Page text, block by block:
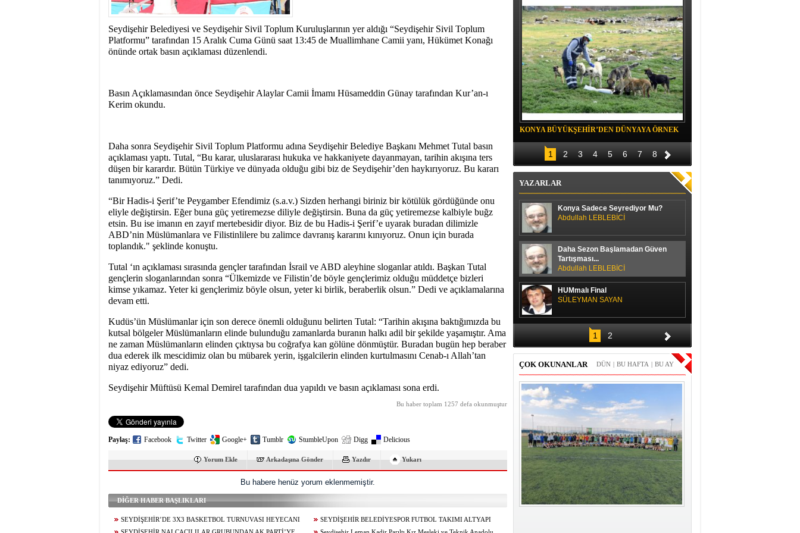
10:14- SEYDİŞEHİR BELEDİYESİ BABA-ÇOCUK KAMPI SONA ERDİ
Seydişehir Belediyesi ve Seydişehir Sivil Toplum Kuruluşlarının yer aldığı “Seydişehir Sivil Toplum
Platformu” tarafından 15 Aralık Cuma Günü saat 13:45 de Muallimhane Camii yanı, Hükümet Konağı
önünde ortak basın açıklaması düzenlendi.
Basın Açıklamasından önce Seydişehir Alaylar Camii İmamı Hüsameddin Günay tarafından Kur’an-ı
Kerim okundu.
Daha sonra Seydişehir Sivil Toplum Platformu adına Seydişehir Belediye Başkanı Mehmet Tutal basın
açıklaması yaptı. Tutal, “Bu karar, uluslararası hukuka ve hakkaniyete dayanmayan, tarihin akışına ters
düşen bir karardır. Bütün Türkiye ve dünyada olduğu gibi biz de Seydişehir’den haykırıyoruz. Bu kararı
tanımıyoruz.” Dedi.
“Bir Hadis-i Şerif’te Peygamber Efendimiz (s.a.v.) Sizden herhangi biriniz bir kötülük gördüğünde onu
eliyle değiştirsin. Eğer buna güç yetiremezse diliyle değiştirsin. Buna da güç yetiremezse kalbiyle buğz
etsin. Bu ise imanın en zayıf mertebesidir diyor. Biz de bu Hadis-i Şerif’e uyarak buradan dilimizle
ABD’nin Müslümanlara ve Filistinlilere bu zalimce davranış kararını kınıyoruz. Onun için burada
toplandık." şeklinde konuştu.
Tutal ‘ın açıklaması sırasında gençler tarafından İsrail ve ABD aleyhine sloganlar atıldı. Başkan Tutal
gençlerin sloganlarından sonra “Ülkemizde ve Filistin’de böyle gençlerimiz olduğu müddetçe bizleri
kimse yıkamaz. Yeter ki gençlerimiz böyle olsun, yeter ki birlik, beraberlik olsun.” Dedi ve açıklamalarına
devam etti.
Kudüs’ün Müslümanlar için son derece önemli olduğunu belirten Tutal: “Tarihin akışına baktığımızda bu
kutsal bölgeler Müslümanların elinde bulunduğu zamanlarda buranın halkı adil bir şekilde yaşamıştır. Ama
ne zaman Müslümanların elinden çıktıysa bu coğrafya kan gölüne dönmüştür. Buradan bugün hep beraber
dua ederek ilk mescidimiz olan bu mübarek yerin, işgalcilerin elinden kurtulmasını Cenab-ı Allah’tan
niyaz ediyoruz” dedi.
Seydişehir Müftüsü Kemal Demirel tarafından dua yapıldı ve basın açıklaması sona erdi.
Bu haber toplam 1257 defa okunmuştur
Paylaş: Facebook Twitter Google+ Tumblr StumbleUpon Digg Delicious
Yorum Ekle Arkadaşına Gönder Yazdır Yukarı
Bu habere henüz yorum eklenmemiştir.
DİĞER HABER BAŞLIKLARI
SEYDİŞEHİR’DE 3X3 BASKETBOL TURNUVASI HEYECANI
SEYDİŞEHİR BELEDİYESPOR FUTBOL TAKIMI ALTYAPI
KONYA BÜYÜKŞEHİR’DEN DÜNYAYA ÖRNEK
PROJE
1 2 3 4 5 6 7 8
YAZARLAR
Konya Sadece Seyrediyor Mu?
Abdullah LEBLEBİCİ
Daha Sezon Başlamadan Güven
Tartışması...
Abdullah LEBLEBİCİ
HUMmalı Final
SÜLEYMAN SAYAN
SPOR SOHBETİ
H. Yüksel GÜLAY
1 2
ÇOK OKUNANLAR BU AY
|
BU HAFTA
|
DÜN